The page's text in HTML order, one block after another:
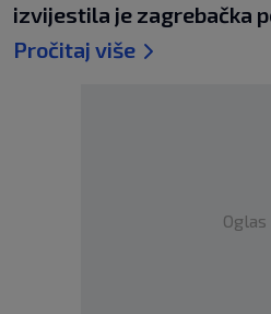
izvijestila je zagrebačka
Pročitaj više
Oglas